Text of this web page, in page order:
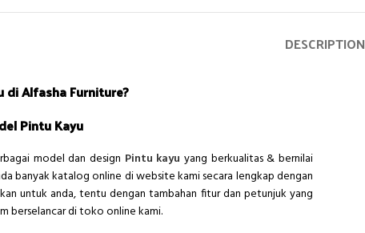
DESCRIPTION
di Alfasha Furniture?
Pintu Kayu
model dan design Pintu kayuyang berkualitas & bernilai
banyak katalog online di website kami secara lengkap dengan
untuk anda, tentu dengan tambahan fitur dan petunjuk yang
berselancar di toko online kami.